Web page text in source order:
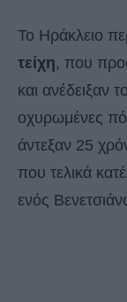
Το Ηράκλειο
τείχη, που
και ανέδειξαν
οχυρωμένες
άντεξαν 25
που τελικά
ενός